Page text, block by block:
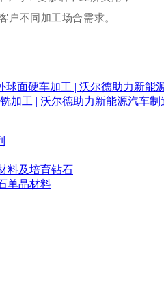
户不同加工场合需求。
球面硬车加工 | 沃尔德助力新能
加工 | 沃尔德助力新能源汽车制
料及培育钻石
单晶材料